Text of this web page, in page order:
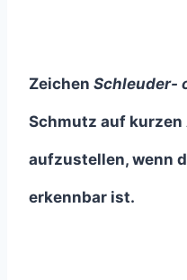
Zeichen Schleuder-
Schmutz auf
aufzustellen, wenn
erkennbar ist.